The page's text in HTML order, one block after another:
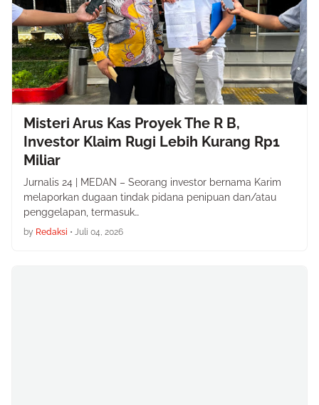
Misteri Arus Kas Proyek The R B,
Investor Klaim Rugi Lebih Kurang Rp1
Miliar
Jurnalis 24 | MEDAN – Seorang investor bernama Karim
melaporkan dugaan tindak pidana penipuan dan/atau
penggelapan, termasuk…
by Redaksi • Juli 04, 2026